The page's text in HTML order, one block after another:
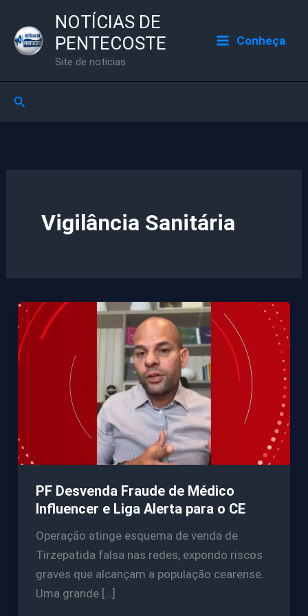
para
NOTÍCIAS DE
PENTECOSTE
Site de notícias
Conheça
Pesquisar
Vigilância Sanitária
PF Desvenda Fraude de Médico
Influencer e Liga Alerta para o CE
Operação atinge esquema de venda de
Tirzepatida falsa nas redes, expondo riscos
graves que alcançam a população cearense.
Uma grande […]